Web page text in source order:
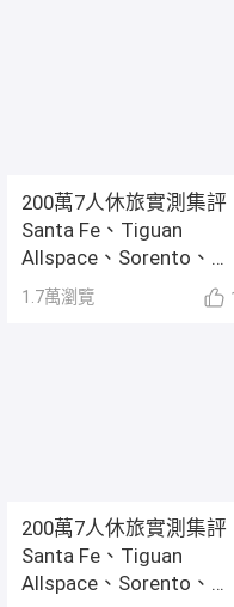
200萬7人休旅實測集評
Santa Fe、Tiguan
Allspace、Sorento、
5008、CX-9【舒適測試
1.7萬瀏覽
200萬7人休旅實測集評
Santa Fe、Tiguan
Allspace、Sorento、